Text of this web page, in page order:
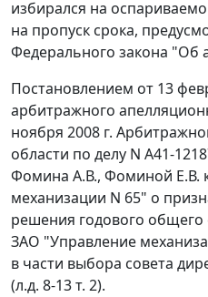
избирался на
на пропуск срока,
Федерального закона "Об
Постановлением от 13
арбитражного
ноября 2008 г.
области по делу N А41-
Фомина А.В., Фоминой Е.В.
механизации N 65" о
решения годового
ЗАО "Управление
в части выбора совета
(л.д. 8-13 т. 2).